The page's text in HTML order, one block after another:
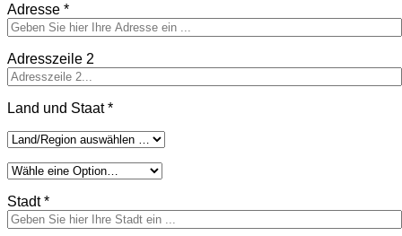
Adresse *
Adresszeile 2
Land und Staat*
Stadt*